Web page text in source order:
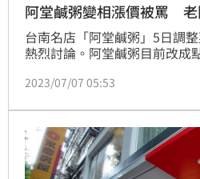
阿堂鹹粥變相漲價被罵 老
台南名店「阿堂鹹粥」5日調
熱烈討論。阿堂鹹粥目前改成
點鹹粥180元+魚肚120元，等
時拒絕受訪，如今臉書粉專解
2023/07/07 05:53